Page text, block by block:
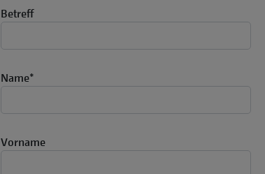
Betreff
Name*
Vorname